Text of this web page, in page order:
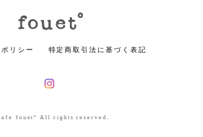
リシー 特定商取引法に基づく表記
fouet° All rights reserved.